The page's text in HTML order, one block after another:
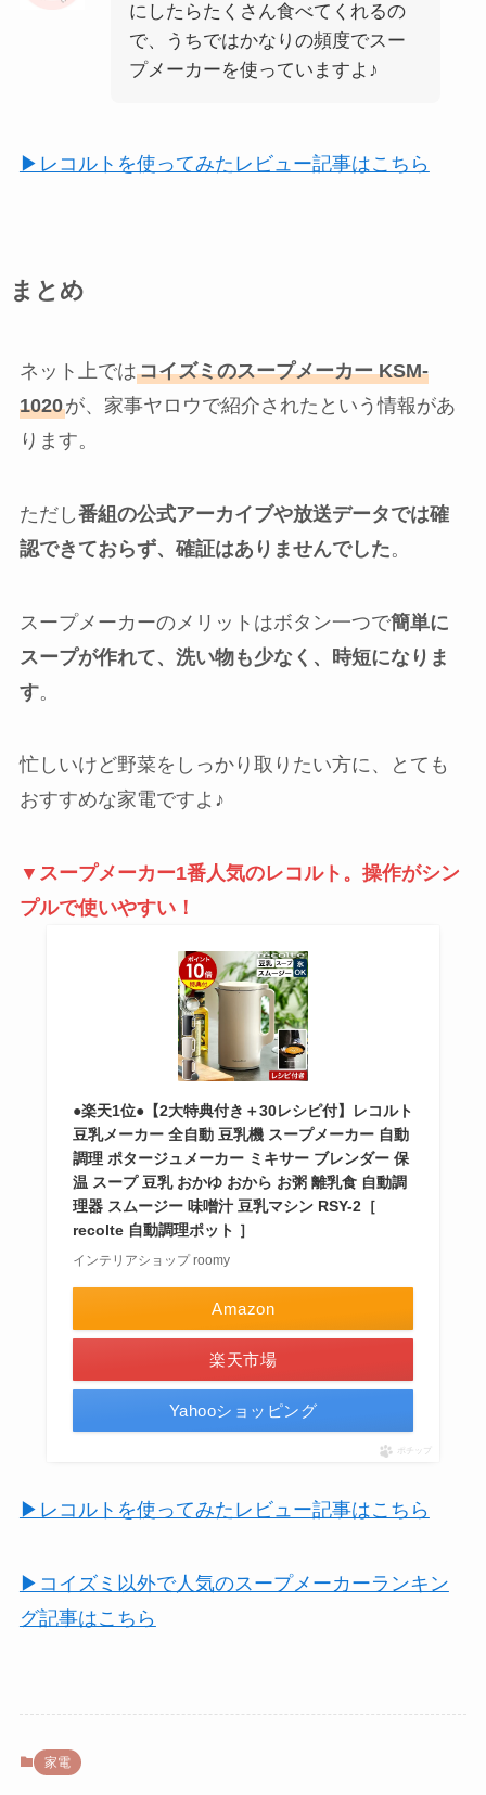
にしたらたくさん食べてくれるの
で、うちではかなりの頻度でスー
プメーカーを使っていますよ♪
▶レコルトを使ってみたレビュー記事はこちら
まとめ
ネット上ではコイズミのスープメーカー KSM-
1020が、家事ヤロウで紹介されたという情報があ
ります。
ただし番組の公式アーカイブや放送データでは確
認できておらず、確証はありませんでした。
スープメーカーのメリットはボタン一つで簡単に
スープが作れて、洗い物も少なく、時短になりま
す。
忙しいけど野菜をしっかり取りたい方に、とても
おすすめな家電ですよ♪
▼スープメーカー1番人気のレコルト。操作がシン
プルで使いやすい！
●楽天1位●【2大特典付き＋30レシピ付】レコルト
豆乳メーカー 全自動 豆乳機 スープメーカー 自動
調理 ポタージュメーカー ミキサー ブレンダー 保
温 スープ 豆乳 おかゆ おから お粥 離乳食 自動調
理器 スムージー 味噌汁 豆乳マシン RSY-2［
recolte 自動調理ポット ］
インテリアショップ roomy
Amazon
楽天市場
Yahooショッピング
ポチップ
▶レコルトを使ってみたレビュー記事はこちら
▶コイズミ以外で人気のスープメーカーランキン
グ記事はこちら
家電